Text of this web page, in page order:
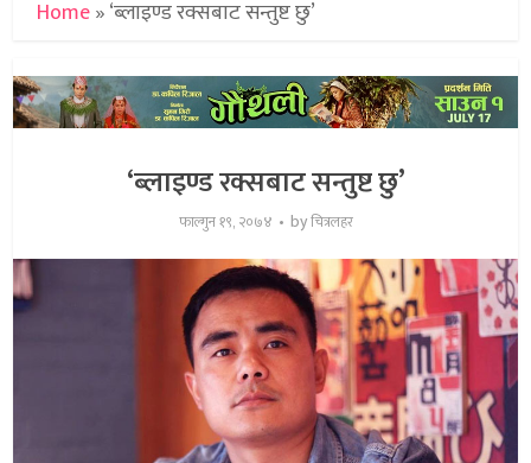
Home»‘ब्लाइण्ड रक्सबाट सन्तुष्ट छु’
‘ब्लाइण्ड रक्सबाट सन्तुष्ट छु’
फाल्गुन १९, २०७४ byचित्रलहर